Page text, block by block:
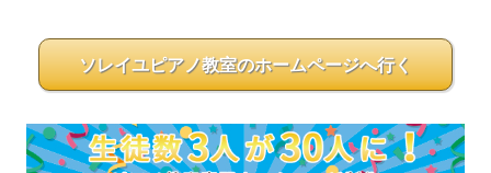
ソレイユピアノ教室のホームページへ行く